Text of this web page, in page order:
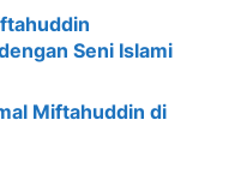
Seni Islami
Miftahuddin di